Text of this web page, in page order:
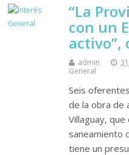
“La
con un
activo”,
admin
General
Seis
de la obra de
Villaguay,
saneamiento
tiene un